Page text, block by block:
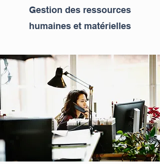
Gestion des ressources
humaines et matérielles